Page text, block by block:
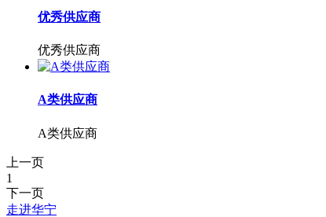
优秀供应商
优秀供应商
A类供应商
A类供应商
上一页
1
下一页
走进华宁